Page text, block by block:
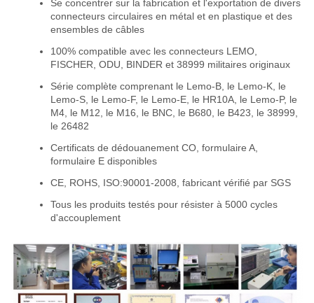
Se concentrer sur la fabrication et l'exportation de divers
connecteurs circulaires en métal et en plastique et des
ensembles de câbles
100% compatible avec les connecteurs LEMO,
FISCHER, ODU, BINDER et 38999 militaires originaux
Série complète comprenant le Lemo-B, le Lemo-K, le
Lemo-S, le Lemo-F, le Lemo-E, le HR10A, le Lemo-P, le
M4, le M12, le M16, le BNC, le B680, le B423, le 38999,
le 26482
Certificats de dédouanement CO, formulaire A,
formulaire E disponibles
CE, ROHS, ISO:90001-2008, fabricant vérifié par SGS
Tous les produits testés pour résister à 5000 cycles
d'accouplement